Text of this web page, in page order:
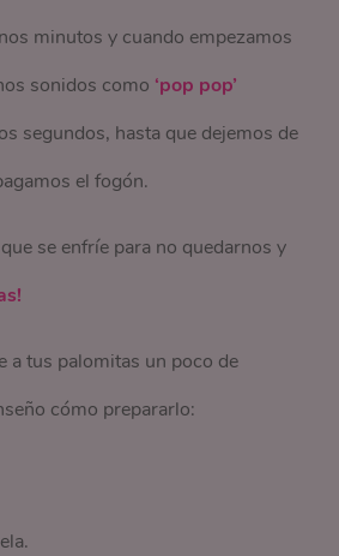
minutos y cuando empezamos
sonidos como ‘pop pop’
segundos, hasta que dejemos de
el fogón.
se enfríe para no quedarnos y
a tus palomitas un poco de
cómo prepararlo: